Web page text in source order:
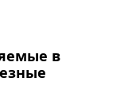
в